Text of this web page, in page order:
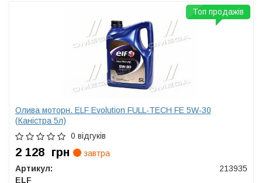
Олива моторн. ELF Evolution FULL-TECH FE 5W-30
(Каністра 5л)
0 відгуків
2 128 грн
завтра
Артикул:
213935
ELF
Топ продажів